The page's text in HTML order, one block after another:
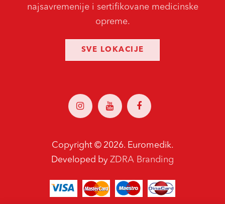
najsavremenije i sertifikovane medicinske
opreme.
SVE LOKACIJE
Copyright © 2026. Euromedik.
Developed by ZDRA Branding